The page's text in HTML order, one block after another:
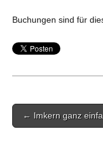
Buchungen sind für
Post
navigation
← Imkern ganz